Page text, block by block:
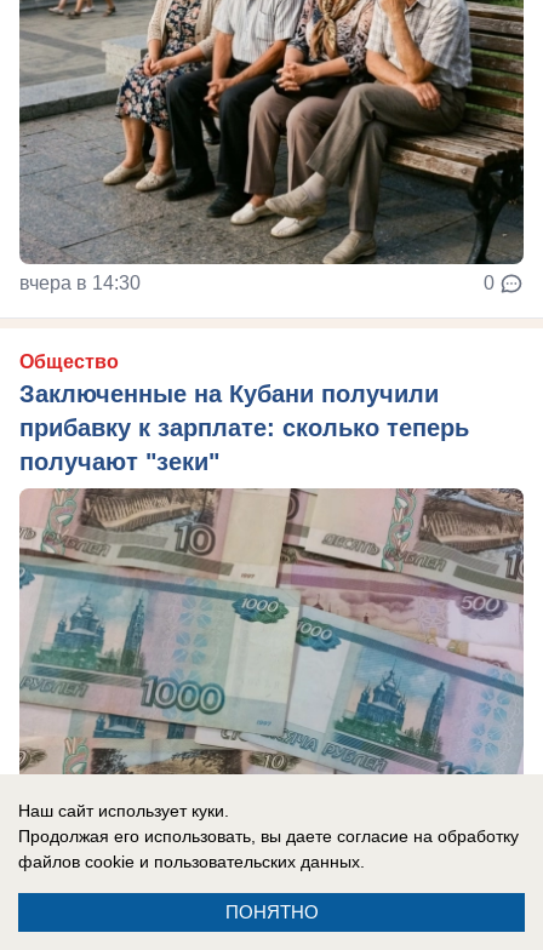
вчера в 14:30 0
Общество
Заключенные на Кубани получили
прибавку к зарплате: сколько теперь
получают "зеки"
Наш сайт использует куки.
Продолжая его использовать, вы даете согласие на обработку
файлов cookie и пользовательских данных.
ПОНЯТНО